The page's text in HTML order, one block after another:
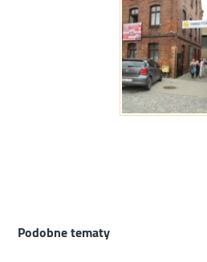
Podobne tematy